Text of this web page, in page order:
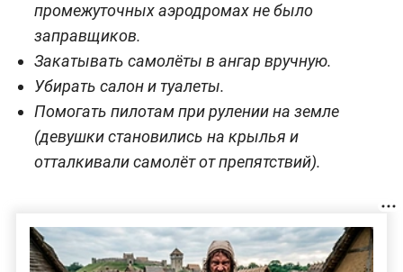
промежуточных аэродромах не было
заправщиков.
Закатывать самолёты в ангар вручную.
Убирать салон и туалеты.
Помогать пилотам при рулении на земле
(девушки становились на крылья и
отталкивали самолёт от препятствий).